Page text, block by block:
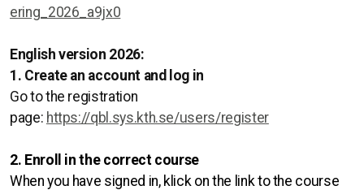
ering_2026_a9jx0
English version 2026:
1. Create an account and log in
Go to the registration
page: https://qbl.sys.kth.se/users/register
2. Enroll in the correct course
When you have signed in, klick on the link to the course